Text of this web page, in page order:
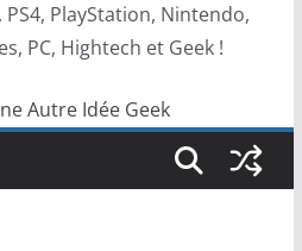
PS4, PlayStation, Nintendo,
PC, Hightech et Geek !